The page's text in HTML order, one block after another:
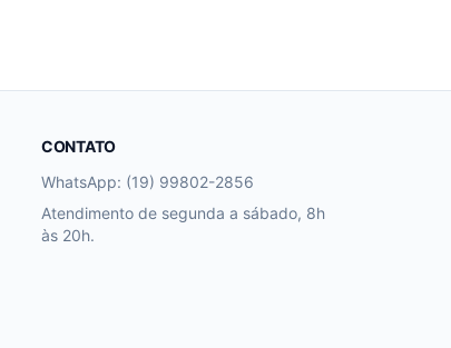
CONTATO
WhatsApp: (19) 99802-2856
Atendimento de segunda a sábado, 8h
às 20h.